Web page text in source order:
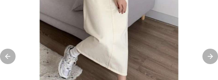
Previous slide